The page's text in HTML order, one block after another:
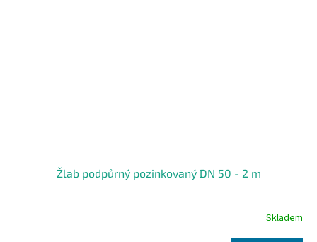
Žlab podpůrný pozinkovaný DN 50 - 2 m
Skladem